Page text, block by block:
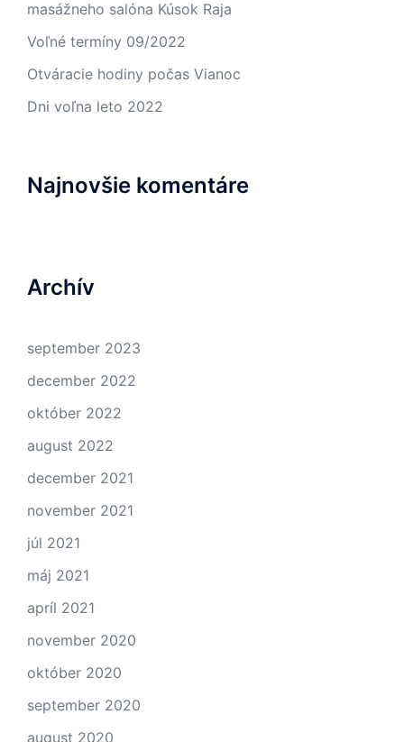
masážneho salóna Kúsok Raja
Voľné termíny 09/2022
Otváracie hodiny počas Vianoc
Dni voľna leto 2022
Najnovšie komentáre
Archív
september 2023
december 2022
október 2022
august 2022
december 2021
november 2021
júl 2021
máj 2021
apríl 2021
november 2020
október 2020
september 2020
august 2020